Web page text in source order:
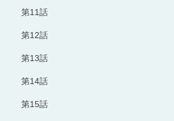
第11話
第12話
第13話
第14話
第15話